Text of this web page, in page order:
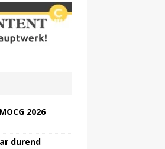
2026
durend